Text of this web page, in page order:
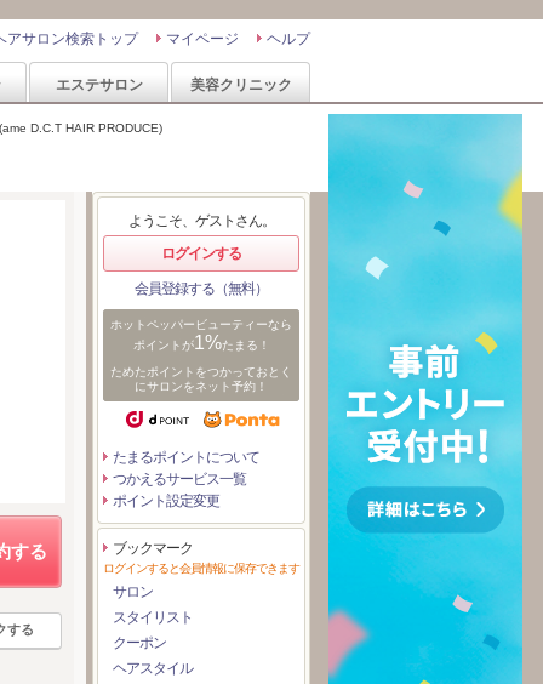
ヘルプ
マイページ
アサロン検索トップ
エステサロン 美容クリニック
D.C.T HAIR PRODUCE)
する
する
ようこそ、ゲストさん。
ログインする
会員登録する（無料）
ホットペッパービューティーなら
ポイントが1%たまる！
ためたポイントをつかっておとく
にサロンをネット予約！
たまるポイントについて
つかえるサービス一覧
ポイント設定変更
ブックマーク
ログインすると会員情報に保存できます
サロン
スタイリスト
クーポン
ヘアスタイル